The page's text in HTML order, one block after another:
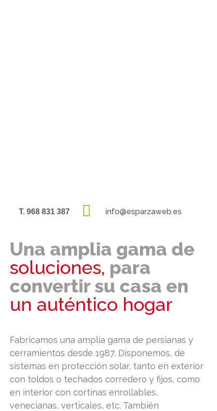
T. 968 831 387 info@esparzaweb.es
Una amplia gama de
soluciones, para
convertir su casa en
un auténtico hogar
Fabricamos una amplia gama de persianas y
cerramientos desde 1987. Disponemos, de
sistemas en protección solar, tanto en exterior
con toldos o techados corredero y fijos, como
en interior con cortinas enrollables,
venecianas, verticales, etc. También